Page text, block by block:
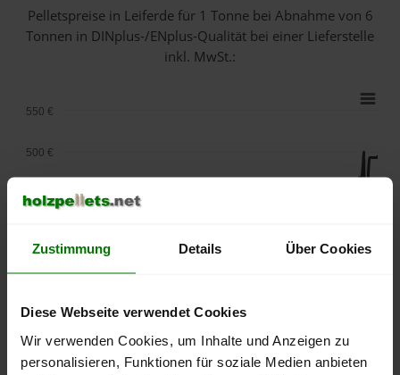
Zustimmung Details Über Cookies
Diese Webseite verwendet Cookies
Wir verwenden Cookies, um Inhalte und Anzeigen zu
personalisieren, Funktionen für soziale Medien anbieten
Pelletspreise in Leiferde für 1 Tonne bei Abnahmevon 6
Tonnen in DINplus-/ENplus-Qualität bei einer Lieferstelle
inkl. MwSt.:
September
Januar
Mai
250 €
300 €
350 €
450 €
500 €
550 €